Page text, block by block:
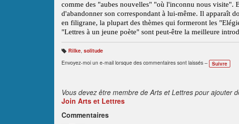
comme des "aubes nouvelles" "où l'inconnu nous visite".
d'abandonner son correspondant à lui-même. Il apparaît
en filigrane, la plupart des thèmes qui formeront les
"Lettres à un jeune poète" sont peut-être la meilleure
B
ali
s
Rilke, solitude
Envoyez-moi un e-mail lorsque des commentaires sont laissés –
Suivre
Vous devez être membre de Arts et Lettres pour ajouter
Join Arts et Lettres
Commentaires